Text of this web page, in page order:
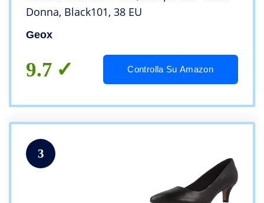
Donna, Black101, 38 EU
Geox
9.7 Controlla Su Amazon
3